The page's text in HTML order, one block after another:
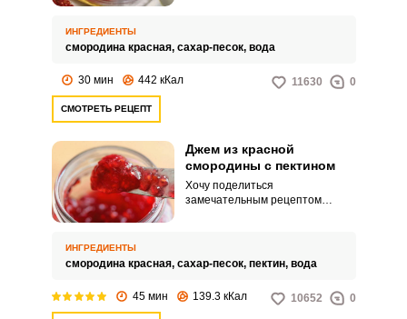
пектину, смородина имеет
ценное свойство
ИНГРЕДИЕНТЫ
смородина красная, сахар-песок, вода
30 мин 442 кКал 11630 0
СМОТРЕТЬ РЕЦЕПТ
Джем из красной
смородины с пектином
Хочу поделиться
замечательным рецептом
вас много времени.
ИНГРЕДИЕНТЫ
смородина красная, сахар-песок, пектин, вода
45 мин 139.3 кКал 10652 0